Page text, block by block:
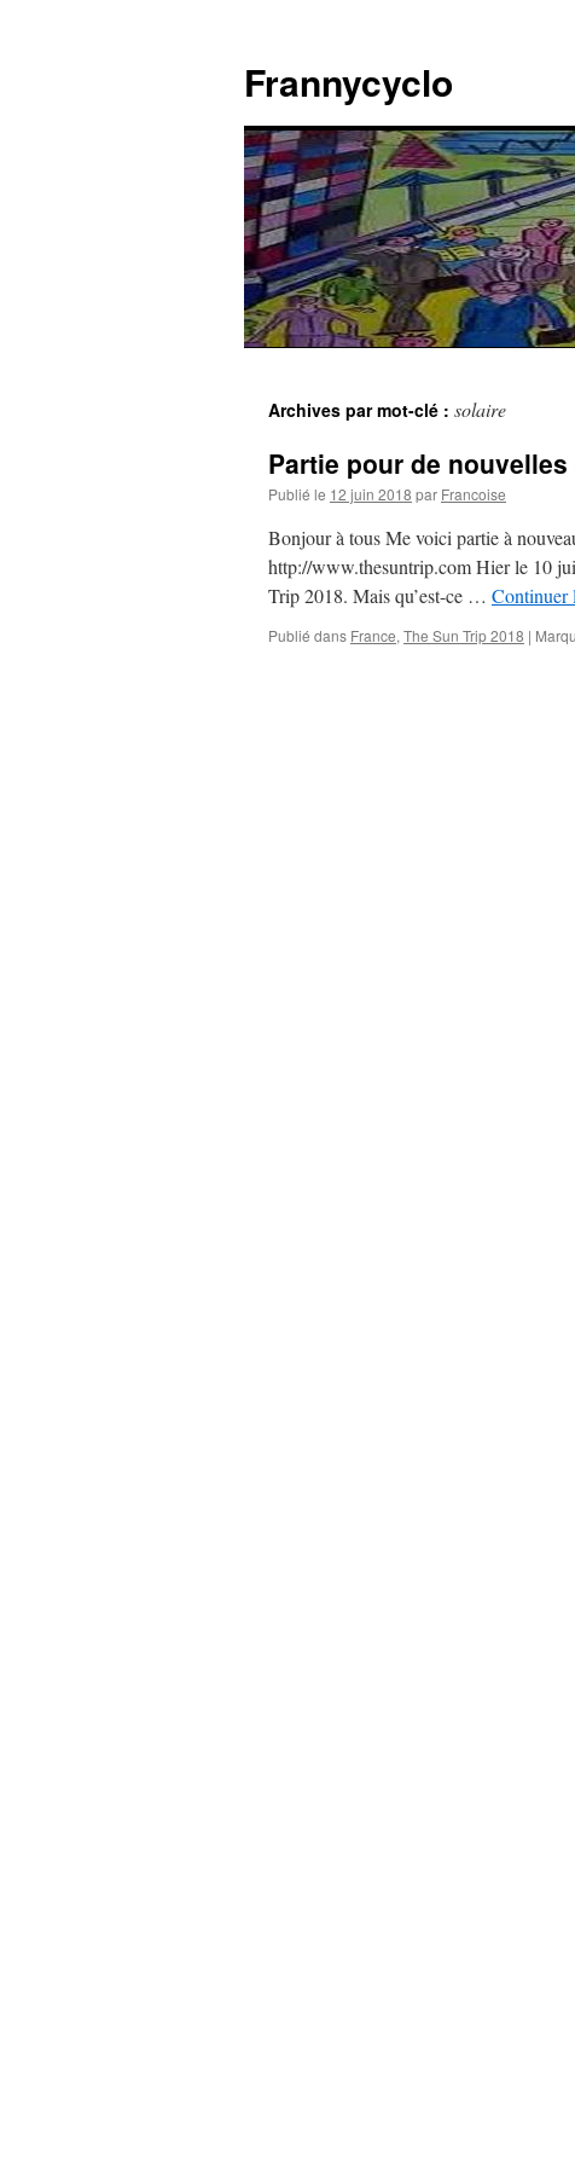
contenu
Frannycyclo
Archives par mot-clé : solaire
Partie pour de
Publié le 12 juin 2018 par Francoise
Bonjour à tous Me voici partie à
http://www.thesuntrip.com Hier le 10
Trip 2018. Mais qu’est-ce … Continuer
Publié dans France, The Sun Trip 2018 |